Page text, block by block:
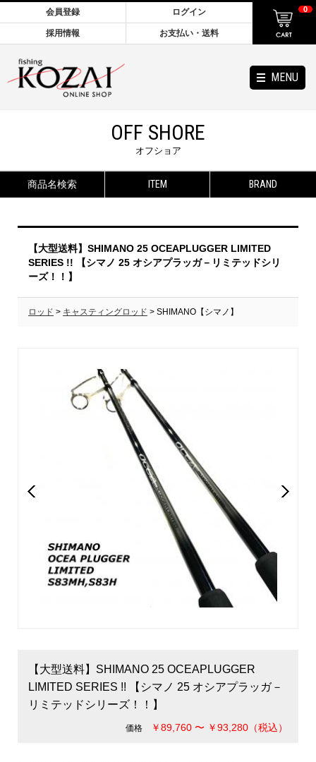
MENU
会員登録 ログイン
採用情報 お支払い・送料
0
OFF SHORE
オフショア
商品名検索 ITEM BRAND
【大型送料】SHIMANO 25 OCEAPLUGGER LIMITED
SERIES !! 【シマノ 25 オシアプラッガ－リミテッドシリ
ーズ！！】
ロッド > キャスティングロッド > SHIMANO【シマノ】
【大型送料】SHIMANO 25 OCEAPLUGGER
LIMITED SERIES !! 【シマノ 25 オシアプラッガ－
リミテッドシリーズ！！】
価格 ￥89,760 〜 ￥93,280（税込）